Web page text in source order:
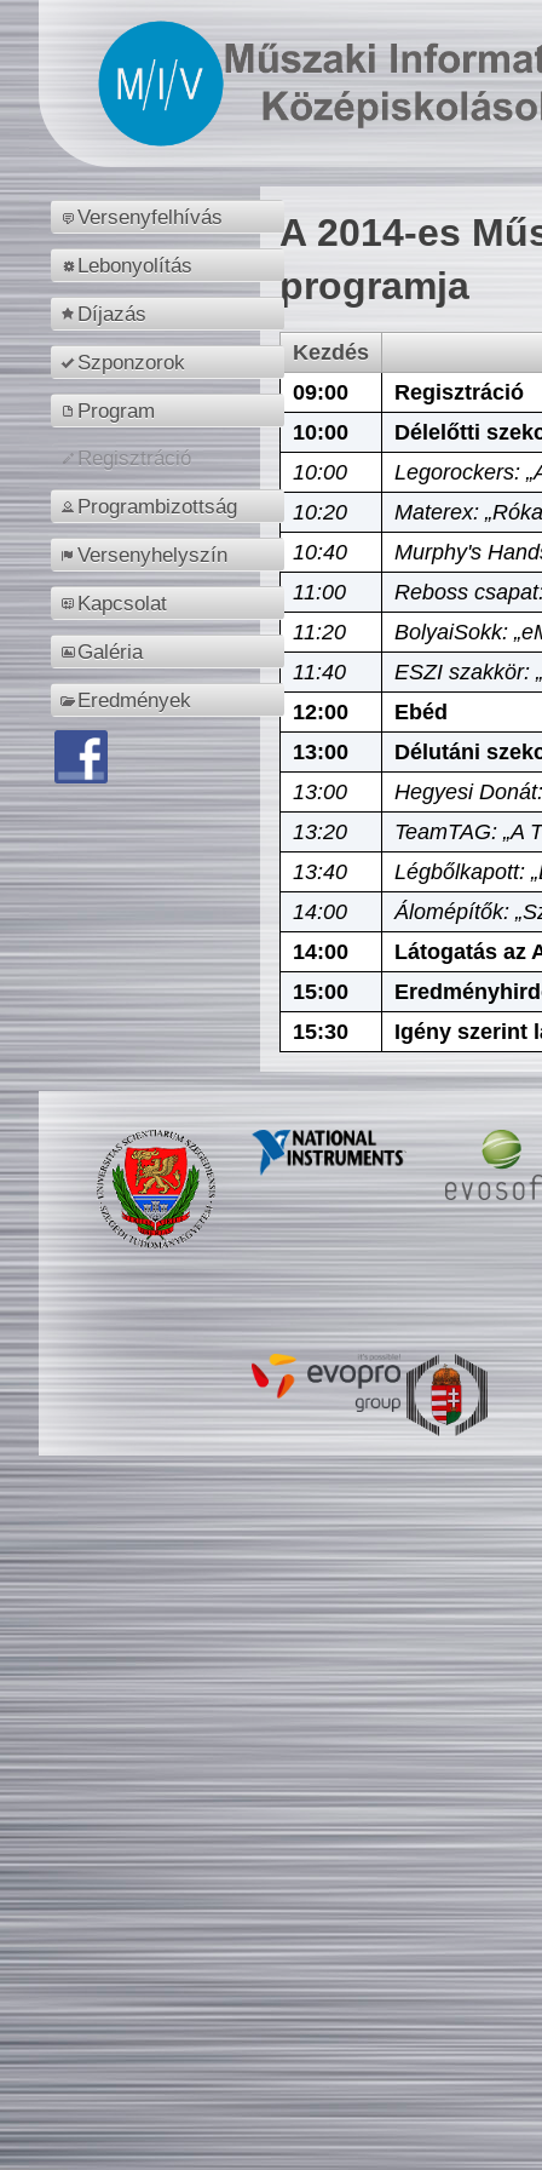
Versenyfelhívás
Lebonyolítás
Díjazás
Szponzorok
Program
Regisztráció
Programbizottság
Versenyhelyszín
Kapcsolat
Galéria
Eredmények
A 2014-es
programja
Kezdés
09:00
Regisztráció
10:00
Délelőtti
10:00
Legorockers:
10:20
Materex:
10:40
Murphy's
11:00
Reboss
11:20
BolyaiSokk:
11:40
ESZI szakkör:
12:00
Ebéd
13:00
Délutáni
13:00
Hegyesi
13:20
TeamTAG: „A
13:40
Légbőlkapott:
14:00
Álomépítők:
14:00
Látogatás az
15:00
15:30
Igény szerint